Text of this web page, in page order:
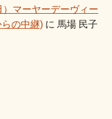
マーヤーデーヴィー
の中継)に 馬場 民子